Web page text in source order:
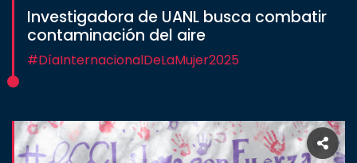
Investigadora de UANL busca combatir
contaminación del aire
#DíaInternacionalDeLaMujer2025